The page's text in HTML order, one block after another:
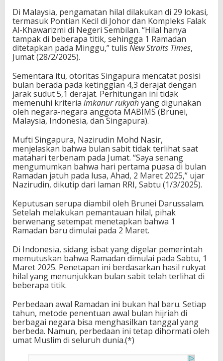
Di Malaysia, pengamatan hilal dilakukan di 29 lokasi,
termasuk Pontian Kecil di Johor dan Kompleks Falak
Al-Khawarizmi di Negeri Sembilan. “Hilal hanya
tampak di beberapa titik, sehingga 1 Ramadan
ditetapkan pada Minggu,” tulisNew Straits Times,
Jumat (28/2/2025).
Sementara itu, otoritas Singapura mencatat posisi
bulan berada pada ketinggian 4,3 derajat dengan
jarak sudut 5,1 derajat. Perhitungan ini tidak
memenuhi kriteria imkanur rukyahyang digunakan
oleh negara-negara anggota MABIMS (Brunei,
Malaysia, Indonesia, dan Singapura).
Mufti Singapura, Nazirudin Mohd Nasir,
menjelaskan bahwa bulan sabit tidak terlihat saat
matahari terbenam pada Jumat. “Saya senang
mengumumkan bahwa hari pertama puasa di bulan
Ramadan jatuh pada lusa, Ahad, 2 Maret 2025,” ujar
Nazirudin, dikutip dari laman RRI, Sabtu (1/3/2025).
Keputusan serupa diambil oleh Brunei Darussalam.
Setelah melakukan pemantauan hilal, pihak
berwenang setempat menetapkan bahwa 1
Ramadan baru dimulai pada 2 Maret.
Di Indonesia, sidang isbat yang digelar pemerintah
memutuskan bahwa Ramadan dimulai pada Sabtu, 1
Maret 2025. Penetapan ini berdasarkan hasil rukyat
hilal yang menunjukkan bulan sabit telah terlihat di
beberapa titik.
Perbedaan awal Ramadan ini bukan hal baru. Setiap
tahun, metode penentuan awal bulan hijriah di
berbagai negara bisa menghasilkan tanggal yang
berbeda. Namun, perbedaan ini tetap dihormati oleh
umat Muslim di seluruh dunia.(*)